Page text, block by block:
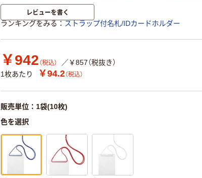
レビューを書く
ランキングをみる ストラップ付名札/IDカードホルダー
￥942 （税込）
／￥857（税抜き）
1枚あたり
￥94.2（税込）
販売単位：1袋(10枚)
色を選択